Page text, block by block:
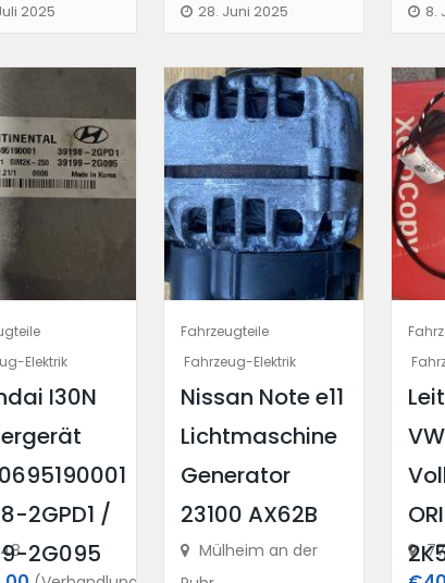
2025
28. Juni 2025
8.
Elektrik
I30N
2GPD1 /
2G095
Fahrzeugteile
Fahrzeug-Elektrik
Nissan Note e11
Lichtmaschine
Generator
23100 AX62B
Mülheim an der
VW